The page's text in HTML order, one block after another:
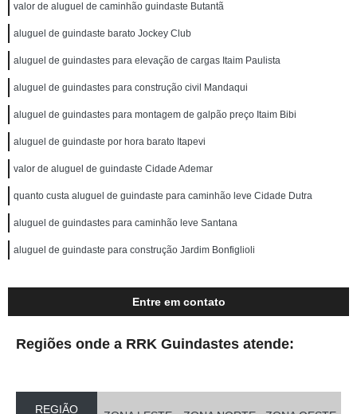
valor de aluguel de caminhão guindaste Butantã
aluguel de guindaste barato Jockey Club
aluguel de guindastes para elevação de cargas Itaim Paulista
aluguel de guindastes para construção civil Mandaqui
aluguel de guindastes para montagem de galpão preço Itaim Bibi
aluguel de guindaste por hora barato Itapevi
valor de aluguel de guindaste Cidade Ademar
quanto custa aluguel de guindaste para caminhão leve Cidade Dutra
aluguel de guindastes para caminhão leve Santana
aluguel de guindaste para construção Jardim Bonfiglioli
Entre em contato
Regiões onde a RRK Guindastes atende:
REGIÃO